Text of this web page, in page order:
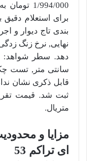
1/994/000 تومان
برای استعلام دقیق
بندی تاج دیوار و
نهایی, نرخ زنگ
ثبت شد. قیمت
متریال.
مزایا و
ای تراکم 53